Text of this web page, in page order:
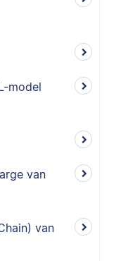
model
van
van